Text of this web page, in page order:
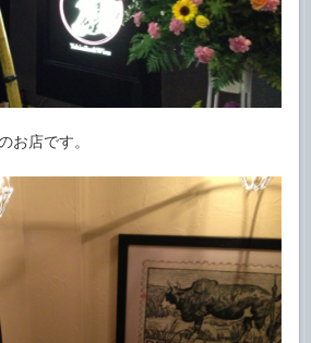
お店です。